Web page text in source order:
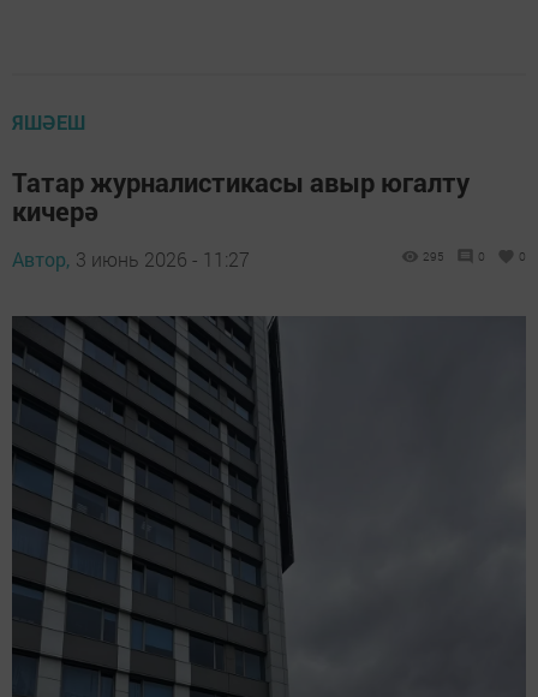
ЯШӘЕШ
Татар журналистикасы авыр югалту
кичерә
Автор, 3 июнь 2026 - 11:27 295 0 0